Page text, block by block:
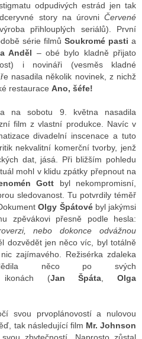
odpudivých estrád jen tak
story na úrovni Červené
přihlouplých seriálů). První
série filmů Soukromé pasti a
Anděl – obé bylo kladně přijato
i novináři (vesměs kladné
nasadila několik novinek, z nichž
restaurace Ano, šéfe!
na sobotu 9. května nasadila
film z vlastní produkce. Navíc v
divadelní inscenace a tuto
nekvalitní komerční tvorby, jenž
dat, jásá. Při bližším pohledu
mohl v klidu zpátky přepnout na
Gott byl nekompromisní,
sledovanost. Tu potvrdily téměř
Olgy Špátovébyl jakýmsi
zpěvákovi přesně podle hesla:
nebo dokonce odvážnou
dozvědět jen něco víc, byl totálně
zajímavého. Režisérka zdaleka
něco po svých
ikonách (Jan Špáta
Olga
svou prvoplánovostí a nulovou
tak následující film Mr. Johnson